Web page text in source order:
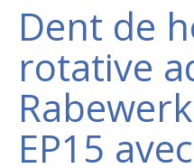
Dent de
rotative
EP15